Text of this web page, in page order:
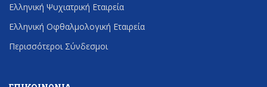
Ελληνική Ψυχιατρική Εταιρεία
Ελληνική Οφθαλμολογική Εταιρεία
Περισσότεροι Σύνδεσμοι